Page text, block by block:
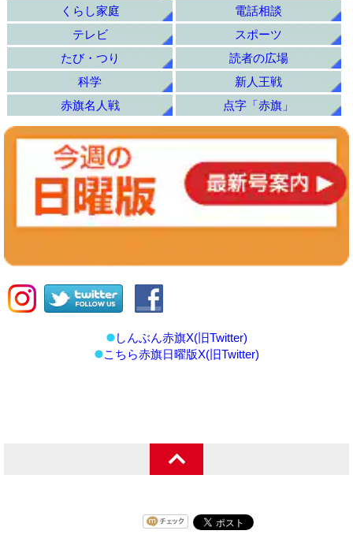
くらし家庭
電話相談
テレビ
スポーツ
たび・つり
読者の広場
科学
新人王戦
赤旗名人戦
点字「赤旗」
しんぶん赤旗X(旧Twitter)
こちら赤旗日曜版X(旧Twitter)